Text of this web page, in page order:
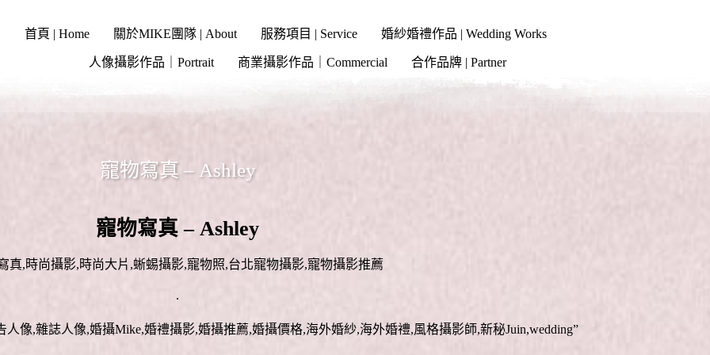
首頁 | Home 關於MIKE團隊 | About 服務項目 | Service 婚紗婚禮作品 | Wedding Works
人像攝影作品｜Portrait 商業攝影作品｜Commercial 合作品牌 | Partner
寵物寫真 – Ashley
寵物寫真 – Ashley
真,時尚攝影,時尚大片,蜥蜴攝影,寵物照,台北寵物攝影,寵物攝影推薦
.